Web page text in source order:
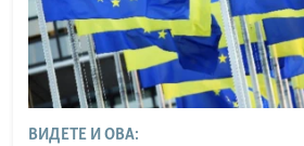
ВИДЕТЕ И ОВА: